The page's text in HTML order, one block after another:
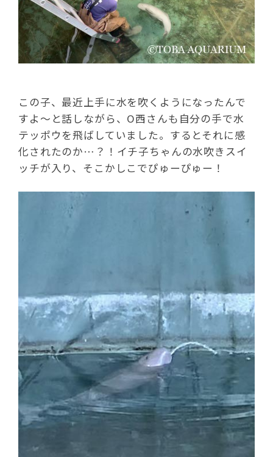
この子、最近上手に水を吹くようになったんで
すよ～と話しながら、O西さんも自分の手で水
テッポウを飛ばしていました。するとそれに感
化されたのか…？！イチ子ちゃんの水吹きスイ
ッチが入り、そこかしこでぴゅーぴゅー！